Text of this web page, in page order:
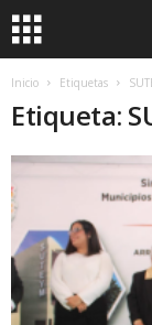
Inicio Etiquetas
Etiqueta: